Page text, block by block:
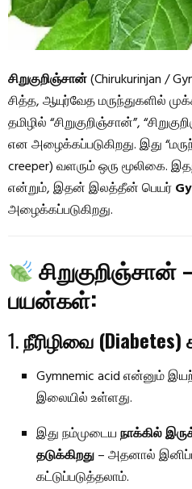
சிறுகுறிஞ்சான்(Chirukurinjan /
சித்த, ஆயுர்வேத மருந்துகளில்
தமிழில் “சிறுகுறிஞ்சான்”,
என அழைக்கப்படுகிறது. இது
creeper) வளரும் ஒரு மூலிகை.
என்றும், இதன் இலத்தீன் பெயர்
அழைக்கப்படுகிறது.
சிறுகுறிஞ்சான்
பயன்கள்:
1.நீரிழிவை (Diabetes)
Gymnemic acid என்னும்
இலையில் உள்ளது.
இது நம்முடையநாக்கில்
தடுக்கிறது– அதனால்
கட்டுப்படுத்தலாம்.